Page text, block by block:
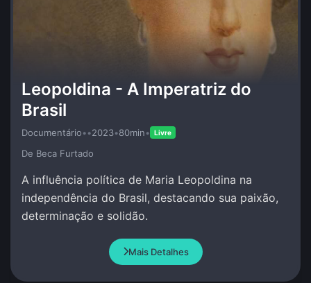
Leopoldina - A Imperatriz do
Brasil
Documentário••2023•80min• Livre
De Beca Furtado
A influência política de Maria Leopoldina na
independência do Brasil, destacando sua paixão,
determinação e solidão.
Mais Detalhes